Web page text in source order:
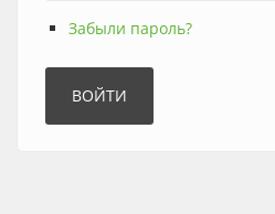
Забыли пароль?